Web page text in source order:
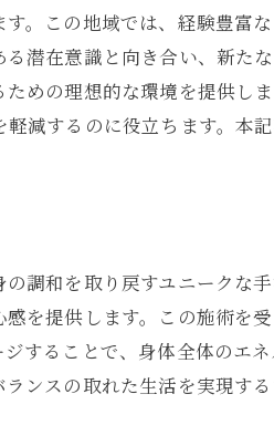
らす感情の解放
チネイザン
クを解消する方法
ネイザンの効果
感情ブロックの緩和
ネイザンの手法
解く実践
援する感情解放
。この地域では、経験豊富
潜在意識と向き合い、新た
めの理想的な環境を提供し
減するのに役立ちます。本
和を取り戻すユニークな
を提供します。この施術を
することで、身体全体のエ
ンスの取れた生活を実現する